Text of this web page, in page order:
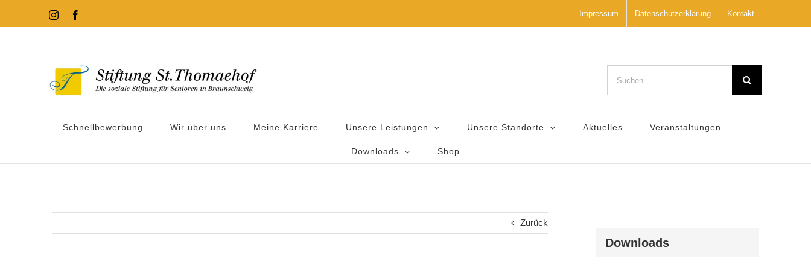
Inhalt
Instagram Impressum Datenschutzerklärung Kontakt
nach:
Schnellbewerbung Wir über uns Meine Karriere Unsere Leistungen Unsere Standorte Aktuelles Veranstaltungen
Downloads Shop
Zurück
Downloads